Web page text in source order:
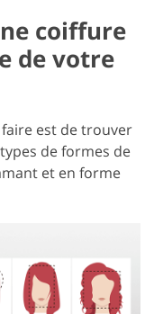
coiffure
de votre
est de trouver
de formes de
et en forme